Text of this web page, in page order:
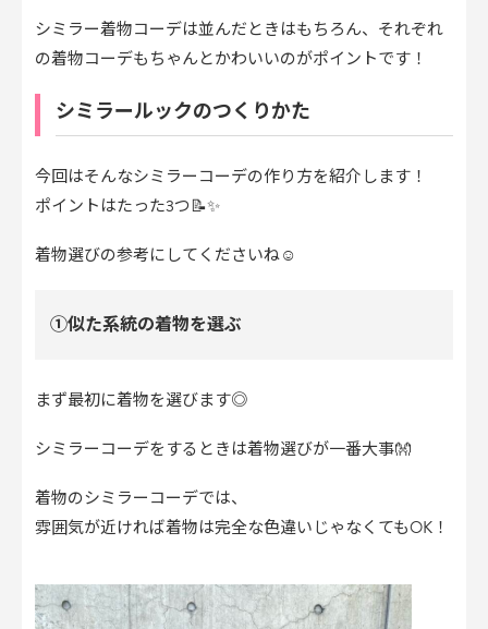
シミラー着物コーデは並んだときはもちろん、それぞれ
の着物コーデもちゃんとかわいいのがポイントです！
シミラールックのつくりかた
今回はそんなシミラーコーデの作り方を紹介します！
ポイントはたった3つ📝✨
着物選びの参考にしてくださいね☺
①似た系統の着物を選ぶ
まず最初に着物を選びます◎
シミラーコーデをするときは着物選びが一番大事👐
着物のシミラーコーデでは、
雰囲気が近ければ着物は完全な色違いじゃなくてもOK！